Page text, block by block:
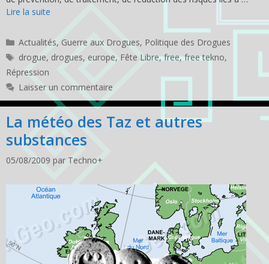
Lire la suite
Catégories
Actualités,Guerre aux Drogues, Politique des Drogues
Étiquettes
drogue, drogues,europe, Fête Libre,free,free tekno,
Répression
Laisser un commentaire
La météo des Taz et autres
substances
05/08/2009 par Techno+